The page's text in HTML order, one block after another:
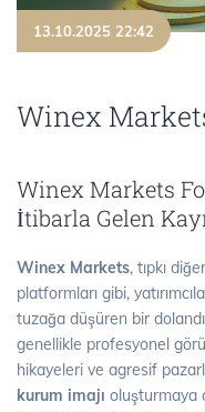
13.10.2025 22:42
Winex
Winex Markets
İtibarla Gelen
Winex Markets, tıpkı
platformları gibi,
tuzağa düşüren bir
genellikle profesyonel
hikayeleri ve agresif
kurum imajı oluşturmaya